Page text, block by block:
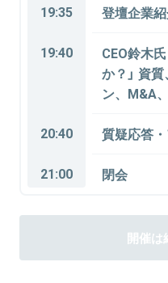
19:35 登壇企業
19:40
CEO鈴木
か？」 資
ン、M&A
20:40 質疑応答
21:00 閉会
開催は